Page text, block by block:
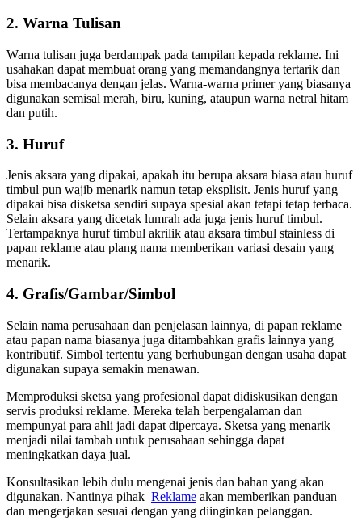
2. Warna Tulisan
Warna tulisan juga berdampak pada tampilan kepada reklame. Ini
usahakan dapat membuat orang yang memandangnya tertarik dan
bisa membacanya dengan jelas. Warna-warna primer yang biasanya
digunakan semisal merah, biru, kuning, ataupun warna netral hitam
dan putih.
3. Huruf
Jenis aksara yang dipakai, apakah itu berupa aksara biasa atau huruf
timbul pun wajib menarik namun tetap eksplisit. Jenis huruf yang
dipakai bisa disketsa sendiri supaya spesial akan tetapi tetap terbaca.
Selain aksara yang dicetak lumrah ada juga jenis huruf timbul.
Tertampaknya huruf timbul akrilik atau aksara timbul stainless di
papan reklame atau plang nama memberikan variasi desain yang
menarik.
4. Grafis/Gambar/Simbol
Selain nama perusahaan dan penjelasan lainnya, di papan reklame
atau papan nama biasanya juga ditambahkan grafis lainnya yang
kontributif. Simbol tertentu yang berhubungan dengan usaha dapat
digunakan supaya semakin menawan.
Memproduksi sketsa yang profesional dapat didiskusikan dengan
servis produksi reklame. Mereka telah berpengalaman dan
mempunyai para ahli jadi dapat dipercaya. Sketsa yang menarik
menjadi nilai tambah untuk perusahaan sehingga dapat
meningkatkan daya jual.
Konsultasikan lebih dulu mengenai jenis dan bahan yang akan
digunakan. Nantinya pihak Reklame akan memberikan panduan
dan mengerjakan sesuai dengan yang diinginkan pelanggan.